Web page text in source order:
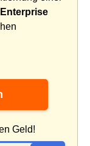
Geld!